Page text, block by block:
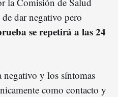
dar negativo pero
se repetirá a las 24
negativo y los síntomas
como contacto y